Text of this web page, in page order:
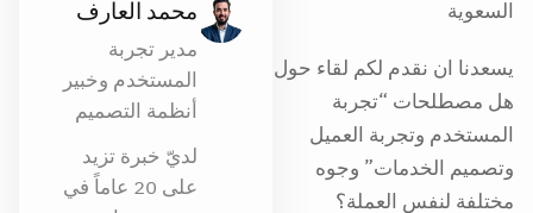
السعوية
يسعدنا ان نقدم لكم لقاء حول
هل مصطلحات “تجربة
المستخدم وتجربة العميل
وتصميم الخدمات” وجوه
مختلفة لنفس العملة؟
محمد العارف
مدير تجربة
المستخدم وخبير
أنظمة التصميم
لديّ خبرة تزيد
على 20 عاماً في